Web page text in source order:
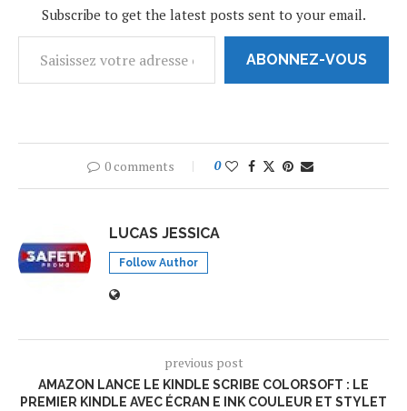
Subscribe to get the latest posts sent to your email.
ABONNEZ-VOUS
0 comments 0
LUCAS JESSICA
Follow Author
previous post
AMAZON LANCE LE KINDLE SCRIBE COLORSOFT : LE
PREMIER KINDLE AVEC ÉCRAN E INK COULEUR ET STYLET